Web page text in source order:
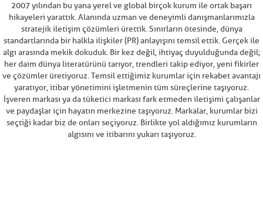
2007 yılından bu yana yerel ve global birçok kurum ile ortak başarı
hikayeleri yarattık. Alanında uzman ve deneyimli danışmanlarımızla
stratejik iletişim çözümleri ürettik. Sınırların ötesinde, dünya
standartlarında bir halkla ilişkiler (PR) anlayışını temsil ettik. Gerçek ile
algı arasında mekik dokuduk. Bir kez değil, ihtiyaç duyulduğunda değil;
her daim dünya literatürünü tarıyor, trendleri takip ediyor, yeni fikirler
ve çözümler üretiyoruz. Temsil ettiğimiz kurumlar için rekabet avantajı
yaratıyor, itibar yönetimini işletmenin tüm süreçlerine taşıyoruz.
İşveren markası ya da tüketici markası fark etmeden iletişimi çalışanlar
ve paydaşlar için hayatın merkezine taşıyoruz. Markalar, kurumlar bizi
seçtiği kadar biz de onları seçiyoruz. Birlikte yol aldığımız kurumların
algısını ve itibarını yukarı taşıyoruz.